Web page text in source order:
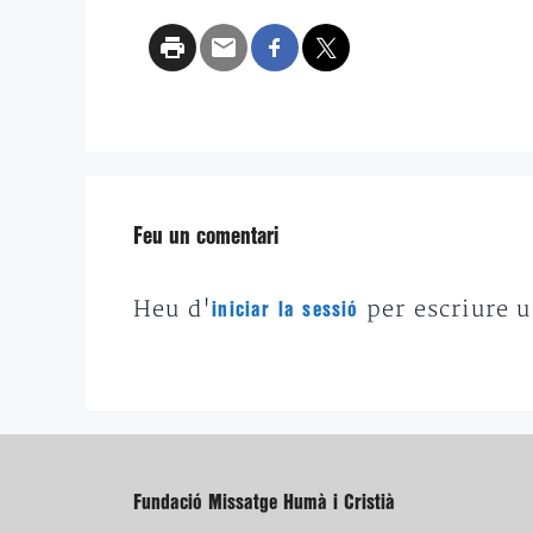
Feu un comentari
Heu d'iniciar la sessió per escriure
Fundació Missatge Humà i Cristià